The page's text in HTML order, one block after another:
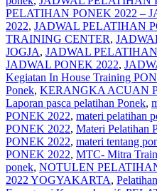
PELATIHAN PONEK 2022 –
2022, JADWAL PELATIHAN
TRAINING CENTER,
JOGJA, JADWAL
JADWAL PONEK 2022,
Kegiatan In House Training
Ponek, KERANGKA ACUAN
Laporan pasca pelatihan Ponek,
PONEK 2022, materi pelatihan
PONEK 2022, Materi Pelatihan
PONEK 2022, materi tentang
PONEK 2022, MTC- Mitra
ponek, NOTULEN
2022 YOGYAKARTA,